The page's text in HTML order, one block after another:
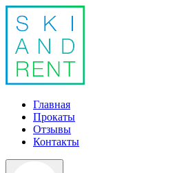
Главная
Прокаты
Отзывы
Контакты